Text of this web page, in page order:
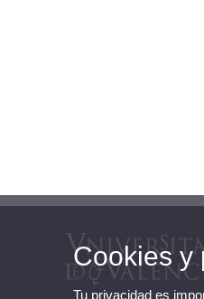
Cookies y
Tu privacidad es